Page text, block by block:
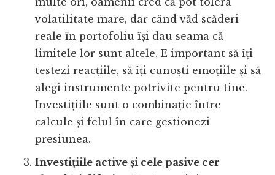
volatilitate mare, dar când văd scăderi
reale în portofoliu își dau seama că
limitele lor sunt altele. E important să îți
testezi reacțiile, să îți cunoști emoțiile și să
alegi instrumente potrivite pentru tine.
Investițiile sunt o combinație între
calcule și felul în care gestionezi
presiunea.
Investițiile active și cele pasive cer